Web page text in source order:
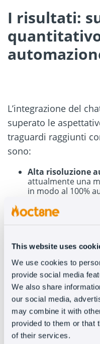
This website uses
We use cookies to
provide social media
We also share
our social media,
may combine it with
provided to them or that
of their services.
I risultati:
L’integrazione del
superato le
traguardi raggiunti
sono:
Alta risoluzione
attualmente una
in modo al 100%
Ottimizzazione
riduzione di oltre il
Eccellente
feedback è stato
registrando l’89%
utenti
la chiarezza delle
Disponibilità
assistenza 24/7
Generazione di
Sebbene
tempo reale agli